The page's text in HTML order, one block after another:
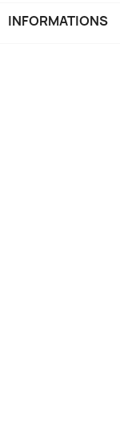
INFORMATIONS